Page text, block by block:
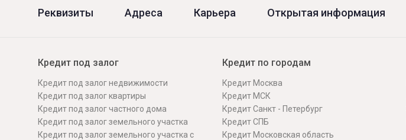
Реквизиты Адреса Карьера Открытая информация
Кредит под залог
Кредит под залог недвижимости
Кредит под залог квартиры
Кредит под залог частного дома
Кредит под залог земельного участка
Кредит под залог земельного участка с
Кредит по городам
Кредит Москва
Кредит МСК
Кредит Санкт - Петербург
Кредит СПБ
Кредит Московская область